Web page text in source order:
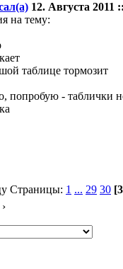
12. Августа 2011
на тему:
таблице тормозит
попробую - таблички
Страницы: 1 ... 29 30
›